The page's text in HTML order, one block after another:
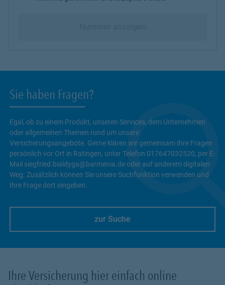
Sie haben Fragen?
Egal, ob zu einem Produkt, unseren Services, dem Unternehmen
oder allgemeinen Themen rund um unsere
Versicherungsangebote. Gerne klären wir gemeinsam Ihre Fragen
persönlich vor Ort in Ratingen, unter Telefon 017647032520, per E-
Mail siegfried.bialdyga@barmenia.de oder auf anderem digitalen
Weg. Zusätzlich können Sie unsere Suchfunktion verwenden und
Ihre Frage dort eingeben.
zur Suche
Ihre Versicherung hier einfach online